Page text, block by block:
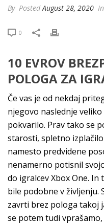
By PostedAugust 28, 2020
0
10 EVROV
POLOGA ZA
Če vas je od nekdaj
njegovo naslednje
pokvarilo. Prav tako se
starosti, spletno
namesto predvidene
nenamerno potisnil
do igralcev Xbox One. In
bile podobne v življenju.
zavrti brez pologa takoj
se potem tudi